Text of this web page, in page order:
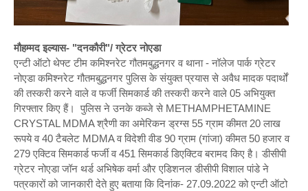
मौहम्मद इल्यास- "दनकौरी"/ ग्रेटर नोएडा
एन्टी ऑटो थेफ्ट टीम कमिश्नरेट गौतमबुद्धनगर व थाना - नॉलेज पार्क ग्रेटर
नोएडा कमिश्नरेट गौतमबुद्धनगर पुलिस के संयुक्त प्रयास से अवैध मादक पदार्थों
की तस्करी करने वाले व फर्जी सिमकार्ड की तस्करी करने वाले 05 अभियुक्त
गिरफ्तार किए हैं। पुलिस ने उनके कब्जे से METHAMPHETAMINE
CRYSTAL MDMA श्रैणी का अमेरिकन ड्रग्स 55 ग्राम कीमत 20 लाख
रूपये व 40 टैबलेट MDMA व विदेशी वीड 90 ग्राम (गांजा) कीमत 50 हजार व
279 एक्टिव सिमकार्ड फर्जी व 451 सिमकार्ड डिएक्टिव बरामद किए है। डीसीपी
ग्रेटर नोएडा जॉन थर्ड अभिषेक वर्मा और एडिशनल डीसीपी विशाल पांडे ने
पत्रकारों को जानकारी देते हुए बताया कि दिनांक- 27.09.2022 को एन्टी ऑटो